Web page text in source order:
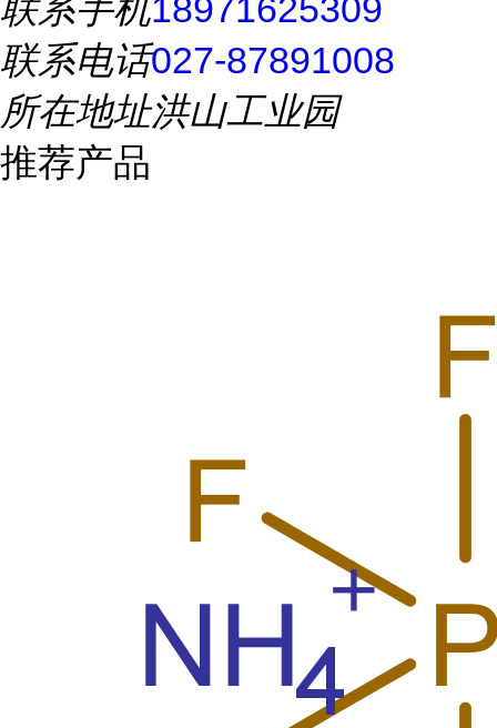
联系手机18971625309
联系电话027-87891008
所在地址洪山工业园
推荐产品